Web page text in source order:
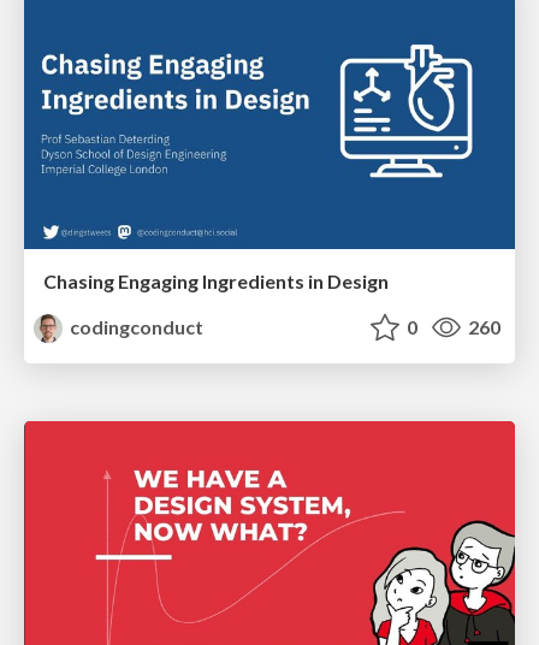
Chasing Engaging Ingredients in Design
codingconduct
0 260